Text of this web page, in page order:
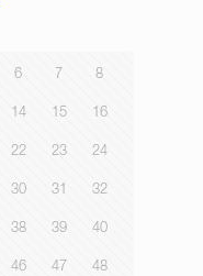
6 7 8
14 15 16
22 23 24
30 31 32
38 39 40
46 47 48